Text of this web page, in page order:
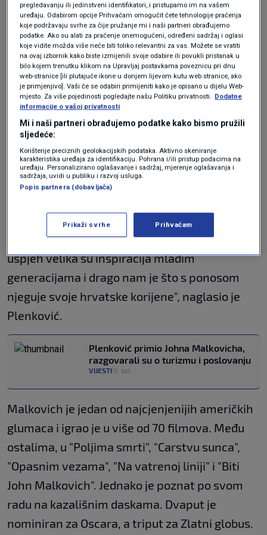
hrvatskom državljanstvu Johnu Malkovichu. Svjetski poznati
glumac, koji je obilježio kinematografiju brojnim ulogama,
preuzeo je novu ulogu i postao hrvatski državljanin.
Čestitam i dobrodošli. 🎭 🇭🇷pic.twitter.com/MuduIl4y1a
— Davor Božinović (@DavorBozinovic)May 5, 2026
"Primili smo Johna Malkovicha u Banskim
dvorima i zajedno s ministrom turizma
Tončijem Glavinom i direktorom Hrvatske
turističke zajednice Kristjanom Staničićem
razmijenili smo mišljenja o hrvatskoj kulturi,
turizmu, sportu i poslovanju", objavio je
premijer na X-u.
"Johnova duga karijera i njegov umjetnički
uspjeh velika su inspiracija mlađim
generacijama i drago nam je što s ponosom
njeguje svoje hrvatske korijene", naglasio je
Plenković.
Plenković primio Johna Malkovicha,
razgovarali su o turizmu i poslovanju
VIJESTI 5. svi.
Malkovich je jedan od najcjenjenijih američkih
glumaca i igrao je u više od 70 filmova. Među
ostalima, u "Poljima smrti", "Carstvu sunca",
"Opasnim vezama", "Na vatrenoj liniji" i "Biti
John Malkovich". Jednako je poznat po svom
radu na kazališnim daskama. Dvaput je
nominiran za Oscara, a triput za Zlatni globus.
pregledavanju ili jedinstveni identifikatori, i pristupamo im na vašem
uređaju. Odabirom opcije Prihvaćam omogućit ćete tehnologije praćenja
koje podržavaju svrhe za čije pružanje mi i naši partneri obrađujemo
podatke. Ako su alati za praćenje onemogućeni, određeni sadržaj i oglasi
koje vidite možda više neće biti toliko relevantni za vas. Možete se vratiti
na ovaj izbornik kako biste izmijenili svoje odabire ili povukli pristanak u
bilo kojem trenutku klikom na Upravljaj postavkama poveznicu pri dnu
web-stranice [ili plutajuće ikone u donjem lijevom kutu web stranice, ako
je primjenjivo]. Vaši će se odabiri primijeniti kako je opisano u dijelu Web-
mjesto. Za više pojedinosti pogledajte našu Politiku privatnosti. Dodatne
informacije o vašoj privatnosti
Mi i naši partneri obrađujemo podatke kako bismo pružili
sljedeće:
Korištenje preciznih geolokacijskih podataka. Aktivno skeniranje
karakteristika uređaja za identifikaciju. Pohrana i/ili pristup podacima na
uređaju. Personalizirano oglašavanje i sadržaj, mjerenje oglašavanja i
sadržaja, uvidi u publiku i razvoj usluga.
Popis partnera (dobavljača)
Prikaži svrhe Prihvaćam